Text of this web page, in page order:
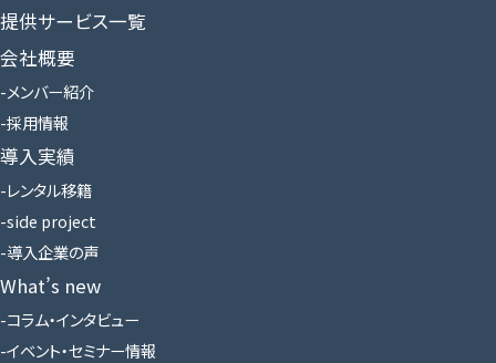
提供サービス一覧
会社概要
メンバー紹介
採用情報
導入実績
レンタル移籍
side project
導入企業の声
What’s new
コラム・インタビュー
イベント・セミナー情報